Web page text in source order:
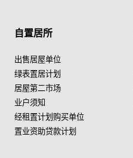
自置居所
出售居屋单位
绿表置居计划
居屋第二市场
业户须知
经租置计划购买单位
置业资助贷款计划